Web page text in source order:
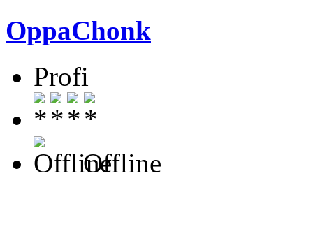
OppaChonk
Profi
Offline